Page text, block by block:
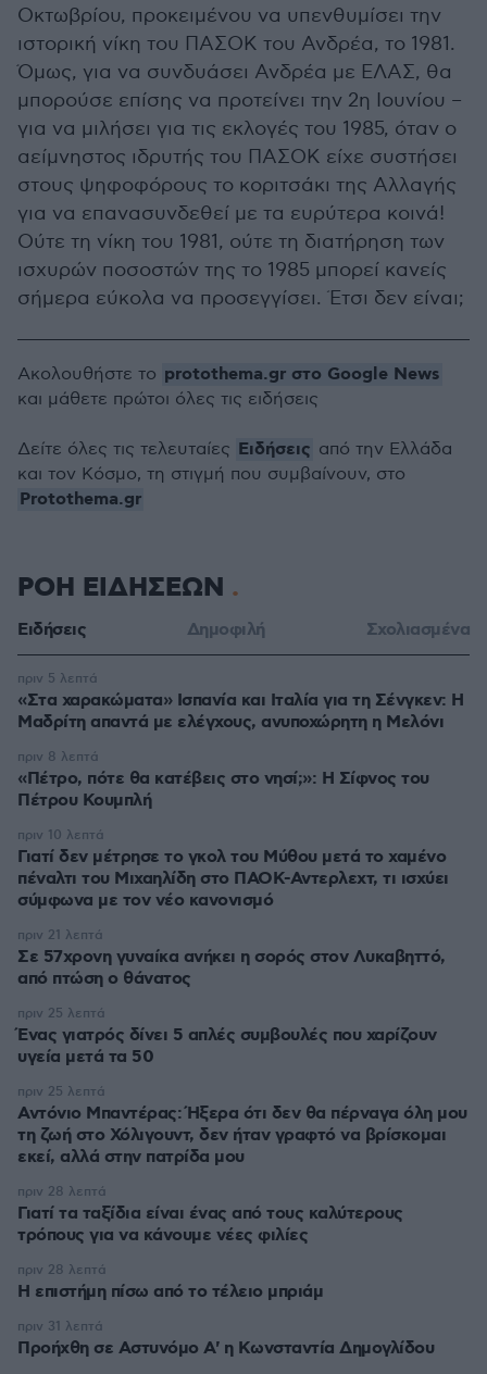
Οκτωβρίου, προκειμένου να υπενθυμίσει την
ιστορική νίκη του ΠΑΣΟΚ του Ανδρέα, το 1981.
Όμως, για να συνδυάσει Ανδρέα με ΕΛΑΣ, θα
μπορούσε επίσης να προτείνει την 2η Ιουνίου –
για να μιλήσει για τις εκλογές του 1985, όταν ο
αείμνηστος ιδρυτής του ΠΑΣΟΚ είχε συστήσει
στους ψηφοφόρους το κοριτσάκι της Αλλαγής
για να επανασυνδεθεί με τα ευρύτερα κοινά!
Ούτε τη νίκη του 1981, ούτε τη διατήρηση των
ισχυρών ποσοστών της το 1985 μπορεί κανείς
σήμερα εύκολα να προσεγγίσει. Έτσι δεν είναι;
Ακολουθήστε το protothema.gr στο Google News
και μάθετε πρώτοι όλες τις ειδήσεις
Δείτε όλες τις τελευταίες Ειδήσεις από την Ελλάδα
και τον Κόσμο, τη στιγμή που συμβαίνουν, στο
Protothema.gr
ΡΟΗ ΕΙΔΗΣΕΩΝ
Ειδήσεις Δημοφιλή Σχολιασμένα
«Στα χαρακώματα» Ισπανία και Ιταλία για τη Σένγκεν: Η
Μαδρίτη απαντά με ελέγχους, ανυποχώρητη η Μελόνι
πριν 5 λεπτά
«Πέτρο, πότε θα κατέβεις στο νησί;»: Η Σίφνος του
Πέτρου Κουμπλή
πριν 8 λεπτά
Γιατί δεν μέτρησε το γκολ του Μύθου μετά το χαμένο
πέναλτι του Μιχαηλίδη στο ΠΑΟΚ-Αντερλεχτ, τι ισχύει
σύμφωνα με τον νέο κανονισμό
πριν 10 λεπτά
Σε 57χρονη γυναίκα ανήκει η σορός στον Λυκαβηττό,
από πτώση ο θάνατος
πριν 21 λεπτά
Ένας γιατρός δίνει 5 απλές συμβουλές που χαρίζουν
υγεία μετά τα 50
πριν 25 λεπτά
Αντόνιο Μπαντέρας: Ήξερα ότι δεν θα πέρναγα όλη μου
τη ζωή στο Χόλιγουντ, δεν ήταν γραφτό να βρίσκομαι
εκεί, αλλά στην πατρίδα μου
πριν 25 λεπτά
Γιατί τα ταξίδια είναι ένας από τους καλύτερους
τρόπους για να κάνουμε νέες φιλίες
πριν 28 λεπτά
Η επιστήμη πίσω από το τέλειο μπριάμ
πριν 28 λεπτά
Προήχθη σε Αστυνόμο Α' η Κωνσταντία Δημογλίδου
πριν 31 λεπτά